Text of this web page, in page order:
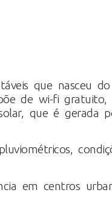
que nasceu do
de wi-fi gratuito,
que é gerada
em centros